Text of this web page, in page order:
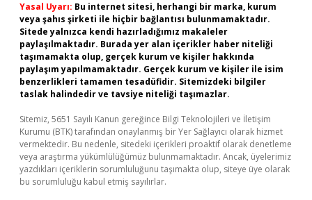
Yasal Uyarı: Bu internet sitesi, herhangi bir marka, kurum
veya şahıs şirketi ile hiçbir bağlantısı bulunmamaktadır.
Sitede yalnızca kendi hazırladığımız makaleler
paylaşılmaktadır. Burada yer alan içerikler haber niteliği
taşımamakta olup, gerçek kurum ve kişiler hakkında
paylaşım yapılmamaktadır. Gerçek kurum ve kişiler ile isim
benzerlikleri tamamen tesadüfidir. Sitemizdeki bilgiler
taslak halindedir ve tavsiye niteliği taşımazlar.
Sitemiz, 5651 Sayılı Kanun gereğince Bilgi Teknolojileri ve İletişim
Kurumu (BTK) tarafından onaylanmış bir Yer Sağlayıcı olarak hizmet
vermektedir. Bu nedenle, sitedeki içerikleri proaktif olarak denetleme
veya araştırma yükümlülüğümüz bulunmamaktadır. Ancak, üyelerimiz
yazdıkları içeriklerin sorumluluğunu taşımakta olup, siteye üye olarak
bu sorumluluğu kabul etmiş sayılırlar.